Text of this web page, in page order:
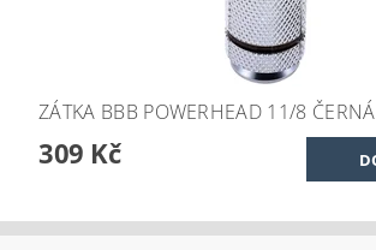
ZÁTKA BBB POWERHEAD 11/8 ČERNÁ
309 Kč